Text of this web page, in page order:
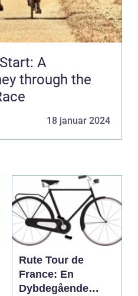
A
through the
18 januar 2024
Rute Tour de
France: En
Dybdegående